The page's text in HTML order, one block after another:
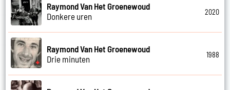
Raymond Van Het Groenewoud
Donkere uren
2020
Raymond Van Het Groenewoud
Drie minuten
1988